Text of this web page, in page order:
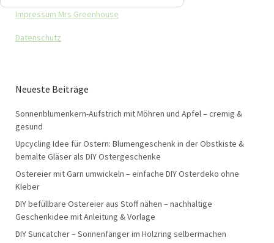
Impressum Mrs Greenhouse
Datenschutz
Neueste Beiträge
Sonnenblumenkern-Aufstrich mit Möhren und Apfel – cremig &
gesund
Upcycling Idee für Ostern: Blumengeschenk in der Obstkiste &
bemalte Gläser als DIY Ostergeschenke
Ostereier mit Garn umwickeln – einfache DIY Osterdeko ohne
Kleber
DIY befüllbare Ostereier aus Stoff nähen – nachhaltige
Geschenkidee mit Anleitung & Vorlage
DIY Suncatcher – Sonnenfänger im Holzring selbermachen